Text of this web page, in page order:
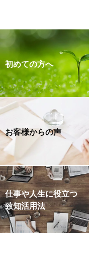
初めての方へ
お客様からの声
仕事や人生に役立つ
致知活用法